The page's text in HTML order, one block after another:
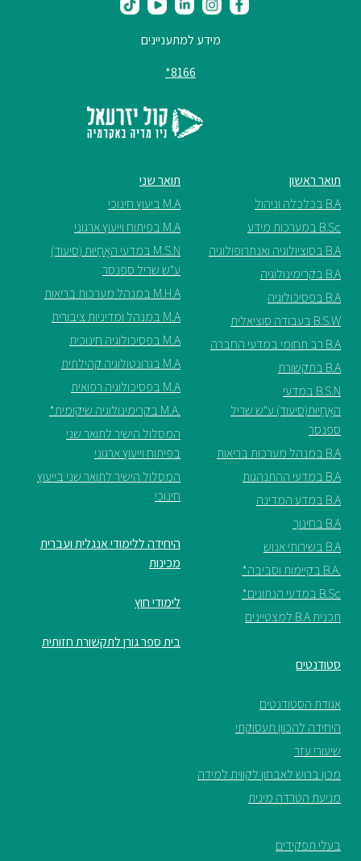
מידע למתעניינים
8166*
תואר ראשון
B.A בכלכלה וניהול
B.Sc במערכות מידע
B.A בסוציולוגיה ואנתרופולוגיה
B.A בקרימינולוגיה
B.A בפסיכולוגיה
B.S.W בעבודה סוציאלית
B.A רב תחומי במדעי החברה
B.A בתקשורת
B.S.N במדעי
האֲחָיוּת(סיעוד) ע"ש שריל
ספנסר
B.A במנהל מערכות בריאות
B.A במדעי ההתנהגות
B.A במדע המדינה
B.A בחינוך
B.A בשירותי אנוש
.B.A בקיימות וסביבה*
B.Sc במדעי הנתונים*
תכנית B.A למצטיינים
תואר שני
M.A ביעוץ חינוכי
M.A בפיתוח וייעוץ ארגוני
M.S.N במדעי האֲחָיוּת (סיעוד)
ע"ש שריל ספנסר
M.H.A במנהל מערכות בריאות
M.A במנהל ומדיניות ציבורית
M.A בפסיכולוגיה חינוכית
M.A בגרונטולוגיה קהילתית
M.A בפסיכולוגיה רפואית
.M.A בקרימינולוגיה שיקומית*
המסלול הישיר לתואר שני
בפיתוח וייעוץ ארגוני
המסלול הישיר לתואר שני בייעוץ
חינוכי
היחידה ללימודי אנגלית ועברית
מכינות
לימודי חוץ
בית ספר גורן לתקשורת חזותית
סטודנטים
אגודת הסטודנטים
היחידה להכוון תעסוקתי
שיעורי עזר
מכון ברוש לאבחון לקווית למידה
מניעת הטרדה מינית
בעלי תפקידים